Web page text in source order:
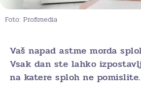
Foto: Profimedia
Vaš napad astme morda
Vsak dan ste lahko
na katere sploh ne pomislite.